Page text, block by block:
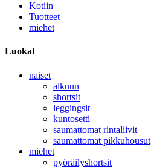
Kotiin
Tuotteet
miehet
Luokat
naiset
alkuun
shortsit
leggingsit
kuntosetti
saumattomat rintaliivit
saumattomat pikkuhousut
miehet
pyöräilyshortsit